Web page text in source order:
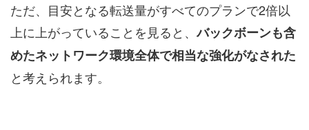
ただ、目安となる転送量がすべてのプランで2倍以
上に上がっていることを見ると、バックボーンも含
めたネットワーク環境全体で相当な強化がなされた
と考えられます。